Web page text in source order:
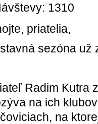
1310
priatelia,
sezóna už
Radim Kutra
na ich
na